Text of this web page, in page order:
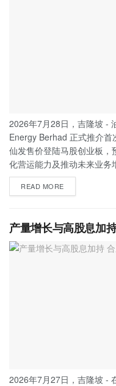
2026年7月28日，吉隆坡 -
Energy Berhad 正式推介
仙发售价登陆马股创业板
化营运能力及推动未来业务
READ MORE
产量增长与高股息加
2026年7月27日，吉隆坡 -